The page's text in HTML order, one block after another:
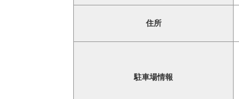
住所
駐車場情報